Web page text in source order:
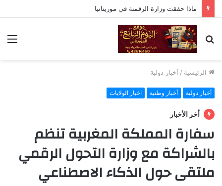
ماذا حققت وزارة الرقمنة في موريتانيا
بحث
عن
الرئيسية / أخبار دولية
أخبار دولية أخبار وطنية اخبار الولايات
أخر الأخبار
سفارة المملكة المغربية تنظم
بالشراكة مع وزارة التحول الرقمي
ملتقى حول الذكاء الاصطناعي